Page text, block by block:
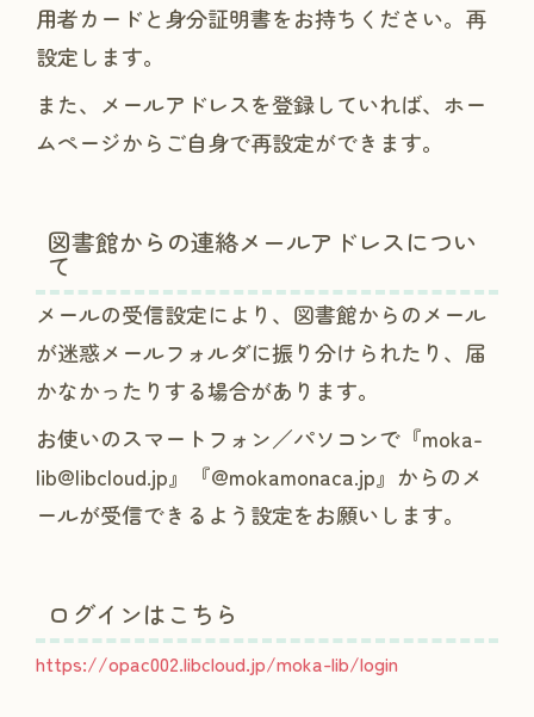
用者カードと身分証明書をお持ちください。再
設定します。
また、メールアドレスを登録していれば、ホー
ムページからご自身で再設定ができます。
図書館からの連絡メールアドレスについ
て
メールの受信設定により、図書館からのメール
が迷惑メールフォルダに振り分けられたり、届
かなかったりする場合があります。
お使いのスマートフォン／パソコンで『moka-
lib@libcloud.jp』『@mokamonaca.jp』からのメ
ールが受信できるよう設定をお願いします。
ログインはこちら
https://opac002.libcloud.jp/moka-lib/login